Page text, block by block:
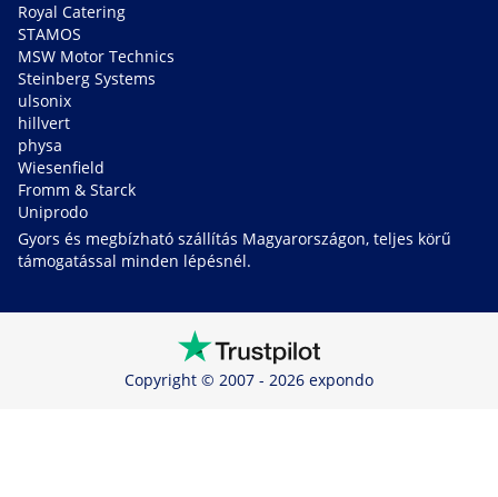
Royal Catering
STAMOS
MSW Motor Technics
Steinberg Systems
ulsonix
hillvert
physa
Wiesenfield
Fromm & Starck
Uniprodo
Gyors és megbízható szállítás Magyarországon, teljes körű
támogatással minden lépésnél.
Copyright © 2007 - 2026 expondo